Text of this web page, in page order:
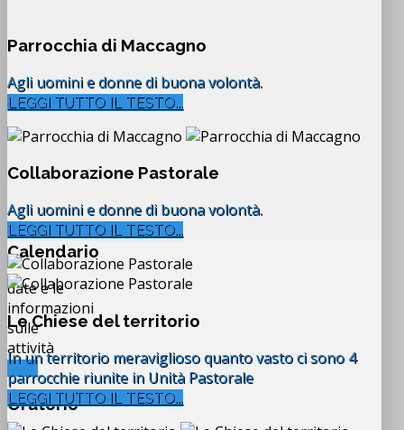
Parrocchia di Maccagno
Agli uomini e donne di buona volontà.
LEGGI TUTTO IL TESTO...
Collaborazione Pastorale
Agli uomini e donne di buona volontà.
LEGGI TUTTO IL TESTO...
Le Chiese del territorio
In un territorio meraviglioso quanto vasto ci sono 4
parrocchie riunite in Unità Pastorale
LEGGI TUTTO IL TESTO...
Calendario
date e le
informazioni
sulle
attività
VAI...
Oratorio